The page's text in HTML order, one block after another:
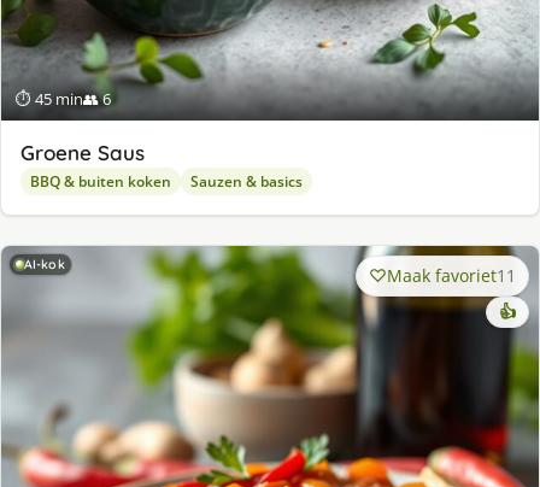
⏱ 45 min👥 6
Groene Saus
BBQ & buiten koken Sauzen & basics
AI-kok Maak favoriet11
👍